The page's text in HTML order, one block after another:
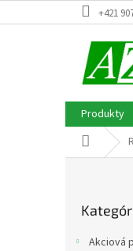
na
+421
Produkty
Domov
kategórie
Akciová